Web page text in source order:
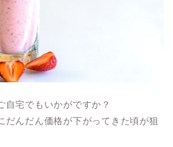
自宅でもいかがですか？
だんだん価格が下がってきた頃が狙